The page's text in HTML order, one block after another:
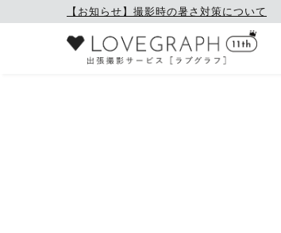
【お知らせ】撮影時の暑さ対策について